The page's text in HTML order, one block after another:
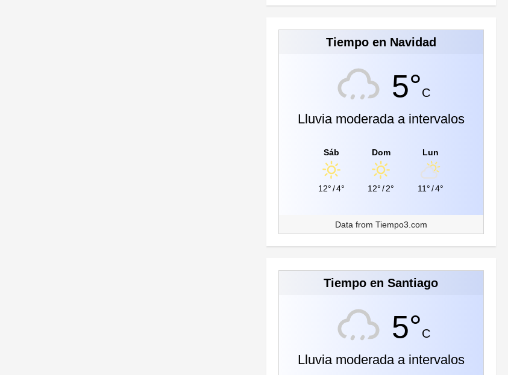
Tiempo en Navidad
5°C
Lluvia moderada a intervalos
Sáb
12° /4°
Dom
12° /2°
Lun
11°/4°
Data from Tiempo3.com
Tiempo en Santiago
5°C
Lluvia moderada a intervalos